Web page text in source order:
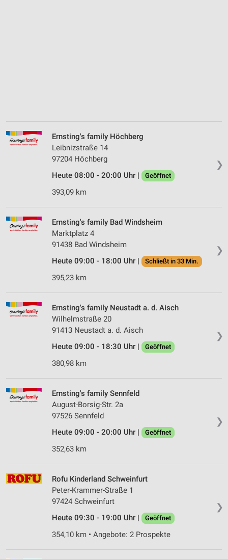
❯
Ernsting's family Höchberg
Leibnizstraße 14
97204 Höchberg
Heute 08:00 - 20:00 Uhr |
Geöffnet
393,09 km
❯
Ernsting's family Bad Windsheim
Marktplatz 4
91438 Bad Windsheim
Heute 09:00 - 18:00 Uhr |
Schließt in 33 Min.
395,23 km
❯
Ernsting's family Neustadt a. d. Aisch
Wilhelmstraße 20
91413 Neustadt a. d. Aisch
Heute 09:00 - 18:30 Uhr |
Geöffnet
380,98 km
❯
Ernsting's family Sennfeld
August-Borsig-Str. 2a
97526 Sennfeld
Heute 09:00 - 20:00 Uhr |
Geöffnet
352,63 km
❯
Rofu Kinderland Schweinfurt
Peter-Krammer-Straße 1
97424 Schweinfurt
Heute 09:30 - 19:00 Uhr |
Geöffnet
354,10 km • Angebote: 2 Prospekte